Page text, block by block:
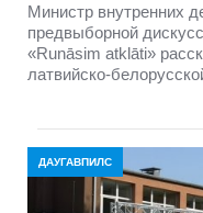
Министр внутренних
предвыборной
«Runāsim atklāti»
латвийско-
ДАУГАВПИЛС